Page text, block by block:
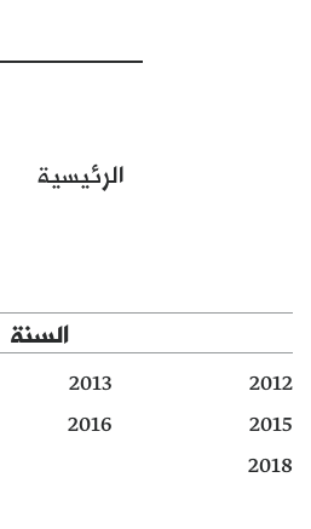
الرئيسية
السنة
2012
2013
2015
2016
2018